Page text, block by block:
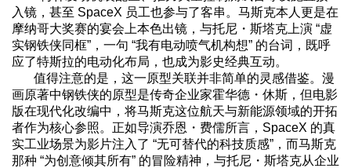
入镜，甚至 SpaceX 员工也参与了客串。马斯克本人更是在
摩纳哥大奖赛的宴会上本色出镜，与托尼・斯塔克上演 “虚
实钢铁侠同框”，一句 “我有电动喷气机构想” 的台词，既呼
应了特斯拉的电动化布局，也成为影史经典互动。
值得注意的是，这一原型关联并非简单的灵感借鉴。漫
画原著中钢铁侠的原型是传奇企业家霍华德・休斯，但电影
版在现代化改编中，将马斯克这位航天与新能源领域的开拓
者作为核心参照。正如导演乔恩・费儒所言，SpaceX 的真
实工业场景为影片注入了 “无可替代的科技质感”，而马斯克
那种 “为创意倾其所有” 的冒险精神，与托尼・斯塔克从企业